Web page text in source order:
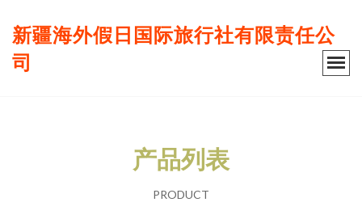
新疆海外假日国际旅行社有限责任公
司
产品列表
PRODUCT